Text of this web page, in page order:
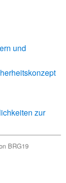
und
zur
BRG19